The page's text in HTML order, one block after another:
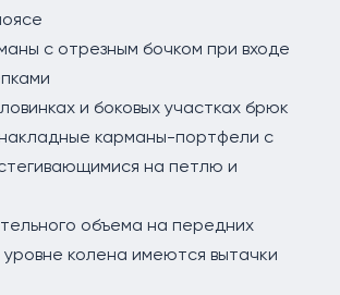
с отрезным бочком при входе
и боковых участках брюк
карманы-портфели с
на петлю и
объема на передних
уровне колена имеются вытачки